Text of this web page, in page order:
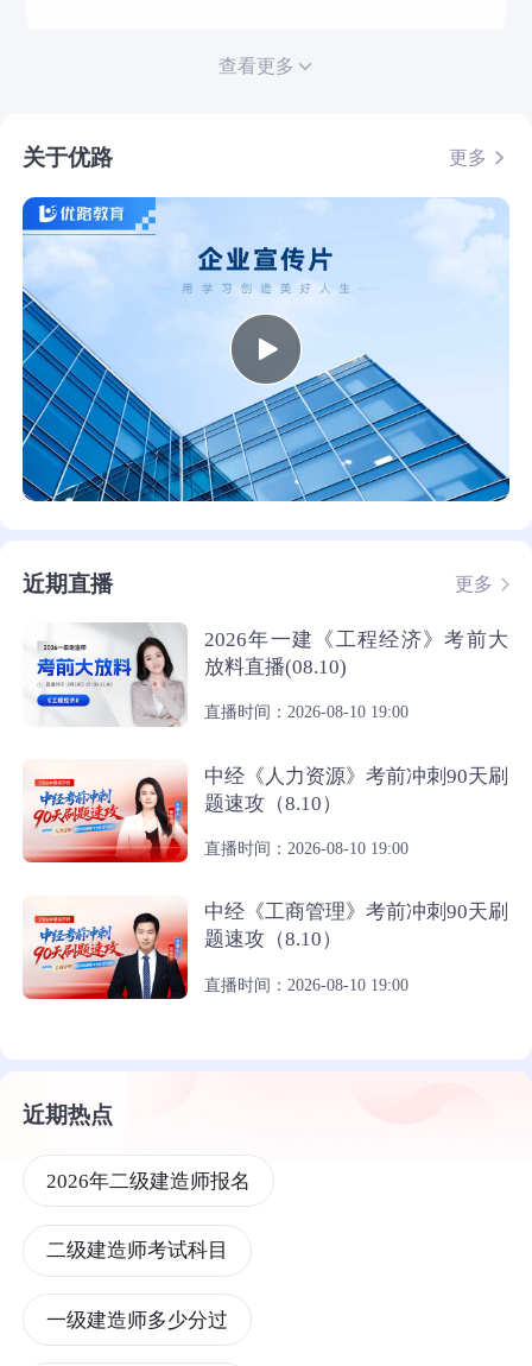
查看更多
关于优路 更多
近期直播 更多
2026年一建《工程经济》考前大
放料直播(08.10)
直播时间：2026-08-10 19:00
中经《人力资源》考前冲刺90天刷
题速攻（8.10）
直播时间：2026-08-10 19:00
中经《工商管理》考前冲刺90天刷
题速攻（8.10）
直播时间：2026-08-10 19:00
近期热点
2026年二级建造师报名
二级建造师考试科目
一级建造师多少分过